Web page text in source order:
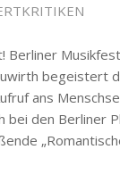
Berliner
begeistert
ans
bei den Berliner